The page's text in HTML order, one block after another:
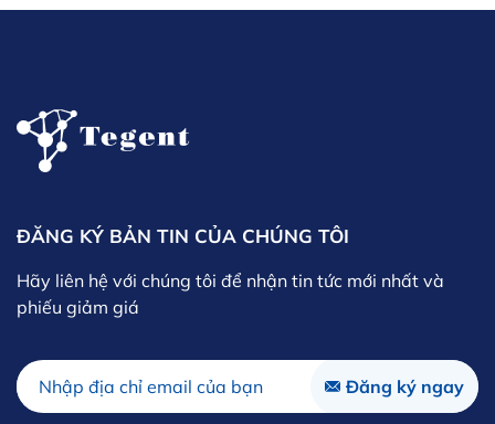
ĐĂNG KÝ BẢN TIN CỦA CHÚNG TÔI
Hãy liên hệ với chúng tôi để nhận tin tức mới nhất và
phiếu giảm giá